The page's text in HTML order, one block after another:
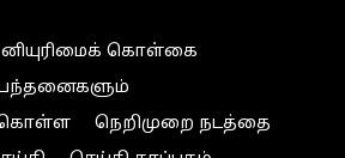
கொள்கை
நெறிமுறை நடத்தை